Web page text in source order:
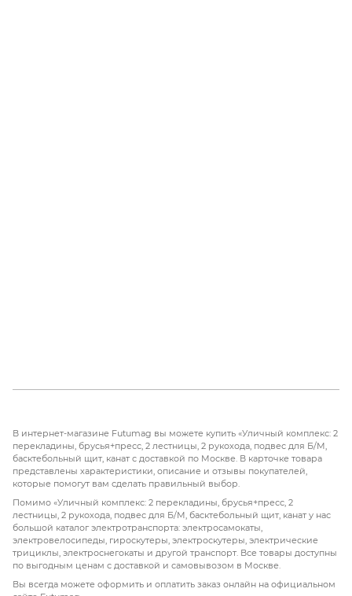
В интернет-магазине Futumag вы можете купить «Уличный комплекс: 2
перекладины, брусья+пресс, 2 лестницы, 2 рукохода, подвес для Б/М,
басктебольный щит, канат с доставкой по Москве. В карточке товара
представлены характеристики, описание и отзывы покупателей,
которые помогут вам сделать правильный выбор.
Помимо «Уличный комплекс: 2 перекладины, брусья+пресс, 2
лестницы, 2 рукохода, подвес для Б/М, басктебольный щит, канат у нас
большой каталог электротранспорта: электросамокаты,
электровелосипеды, гироскутеры, электроскутеры, электрические
трициклы, электроснегокаты и другой транспорт. Все товары доступны
по выгодным ценам с доставкой и самовывозом в Москве.
Вы всегда можете оформить и оплатить заказ онлайн на официальном